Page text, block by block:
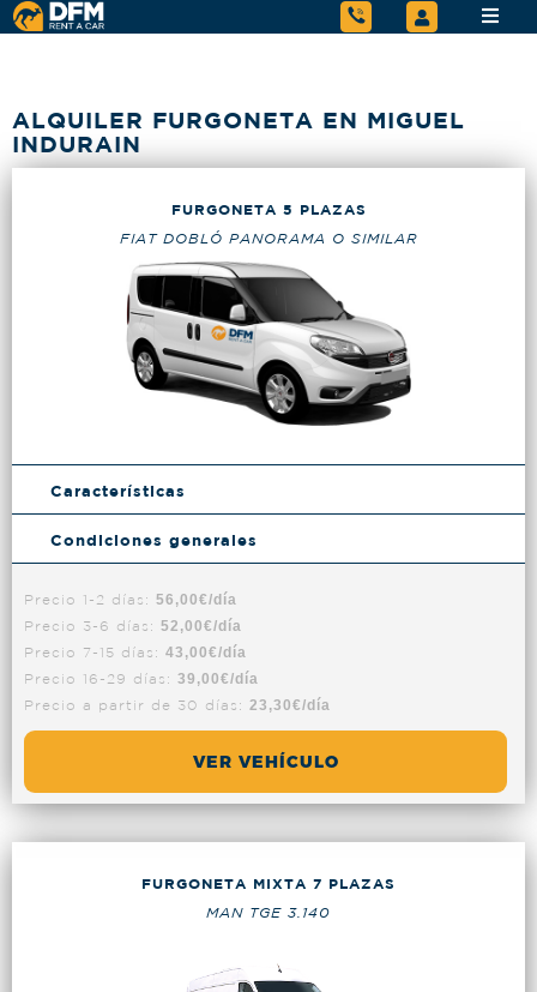
ALQUILER FURGONETA EN MIGUEL
INDURAIN
FURGONETA 5 PLAZAS
FIAT DOBLÓ PANORAMA O SIMILAR
Características
Condiciones generales
Precio 1-2 días: 56,00€/día
Precio 3-6 días: 52,00€/día
Precio 7-15 días: 43,00€/día
Precio 16-29 días: 39,00€/día
Precio a partir de 30 días: 23,30€/día
VER VEHÍCULO
FURGONETA MIXTA 7 PLAZAS
MAN TGE 3.140